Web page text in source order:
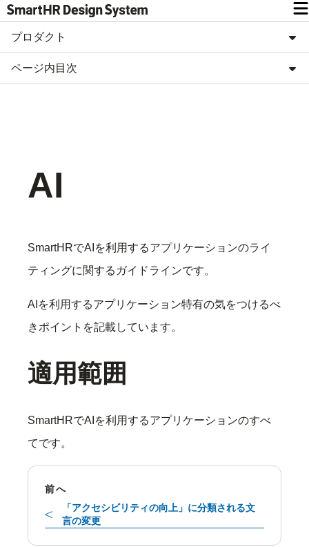
プロダクト
ページ内目次
AI
SmartHRでAIを利用するアプリケーションのライ
ティングに関するガイドラインです。
AIを利用するアプリケーション特有の気をつけるべ
きポイントを記載しています。
適用範囲
SmartHRでAIを利用するアプリケーションのすべ
てです。
前へ
「アクセシビリティの向上」に分類される文
言の変更